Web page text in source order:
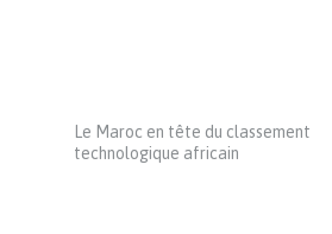
Le Maroc en tête du classement
technologique africain